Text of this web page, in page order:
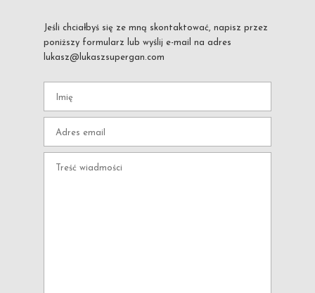
Jeśli chciałbyś się ze mną skontaktować, napisz przez
poniższy formularz lub wyślij e-mail na adres
lukasz@lukaszsupergan.com